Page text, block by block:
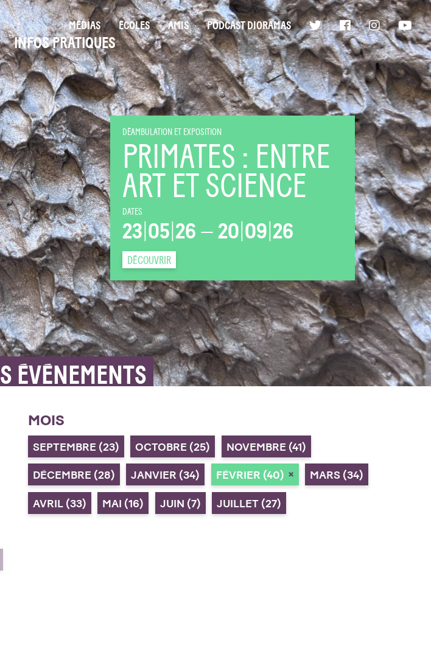
MÉDIAS ÉCOLES AMIS PODCAST DIORAMAS
INFOS PRATIQUES
DÉAMBULATION ET EXPOSITION
PRIMATES : ENTRE
ART ET SCIENCE
DATES
23 05 26 —20 09 26
DÉCOUVRIR
ÉVÉNEMENTS
MOIS
SEPTEMBRE (23) OCTOBRE (25) NOVEMBRE (41)
DÉCEMBRE (28) JANVIER (34) FÉVRIER (40) MARS (34)
AVRIL (33) MAI (16) JUIN (7) JUILLET (27)